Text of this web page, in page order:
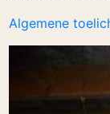
Algemene